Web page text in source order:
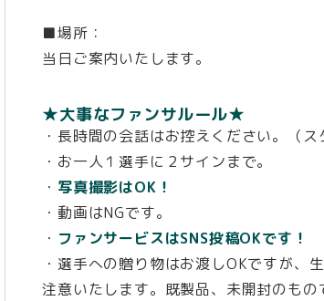
■場所：
当日ご案内いたします。
★大事なファンサルール★
・長時間の会話はお控えください。（ス
・お一人１選手に２サインまで。
・ 写真撮影はOK！
・動画はNGです。
・ ファンサービスはSNS投稿OKです！
・選手への贈り物はお渡しOKですが、
注意いたします。既製品、未開封のもの